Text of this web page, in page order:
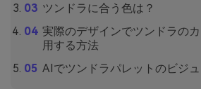
ツンドラに合う色は？
実際のデザインでツンドラの
用する方法
AIでツンドラパレットのビジ